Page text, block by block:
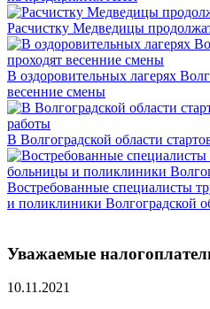
Расчистку Медведицы
В оздоровительных лагерях
весенние смены
В Волгоградской области
Востребованные специалисты
и поликлиники Волгоградской
Уважаемые
10.11.2021